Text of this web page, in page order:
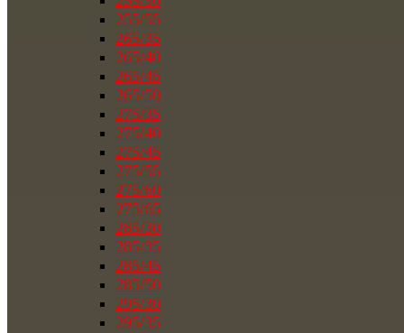
255/55
265/35
265/40
265/45
265/50
275/35
275/40
275/45
275/55
275/60
275/65
285/30
285/35
285/45
285/50
295/30
295/35